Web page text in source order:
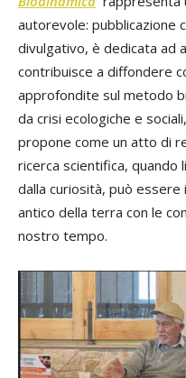
autorevole: pubblicazione
divulgativo, è dedicata ad
contribuisce a diffondere
approfondite sul metodo
da crisi ecologiche e
propone come un atto di
ricerca scientifica, quando
dalla curiosità, può essere
antico della terra con le
nostro tempo.